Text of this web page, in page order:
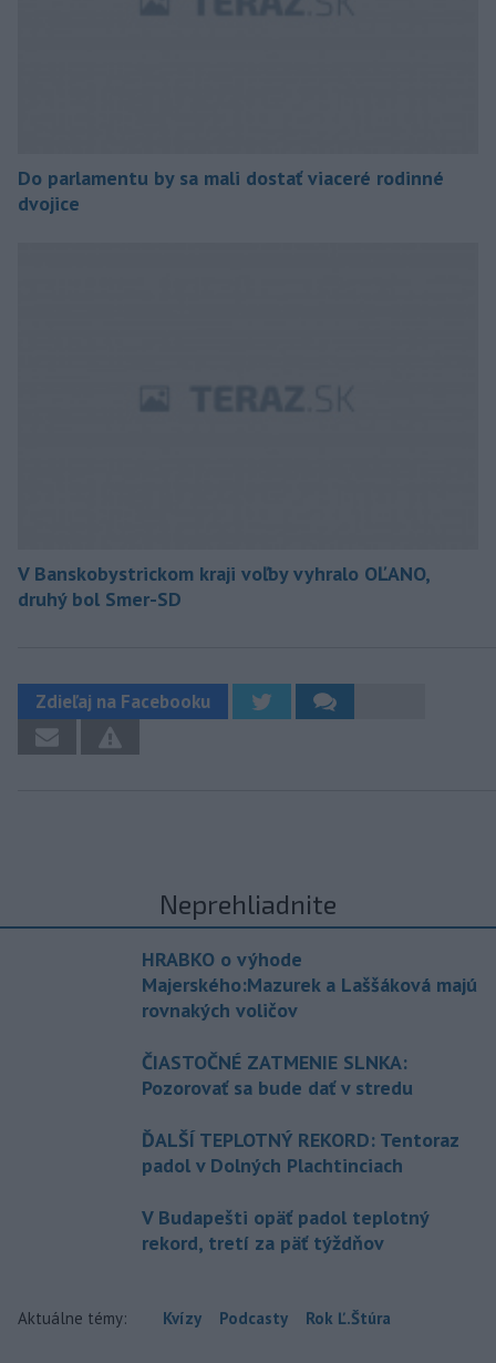
Do parlamentu by sa mali dostať viaceré rodinné
dvojice
V Banskobystrickom kraji voľby vyhralo OĽANO,
druhý bol Smer-SD
Zdieľaj na Facebooku
Neprehliadnite
HRABKO o výhode
Majerského:Mazurek a Laššáková majú
rovnakých voličov
ČIASTOČNÉ ZATMENIE SLNKA:
Pozorovať sa bude dať v stredu
ĎALŠÍ TEPLOTNÝ REKORD: Tentoraz
padol v Dolných Plachtinciach
V Budapešti opäť padol teplotný
rekord, tretí za päť týždňov
Aktuálne témy: Kvízy Podcasty Rok Ľ.Štúra